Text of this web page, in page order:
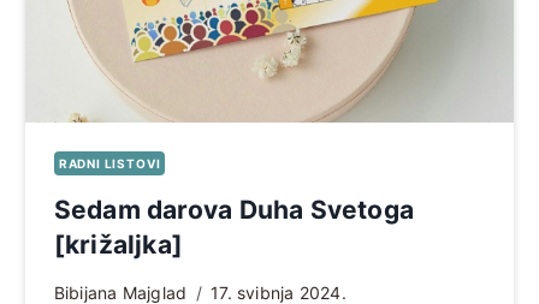
RADNI LISTOVI
Sedam darova Duha Svetoga
[križaljka]
Bibijana Majglad 17. svibnja 2024.